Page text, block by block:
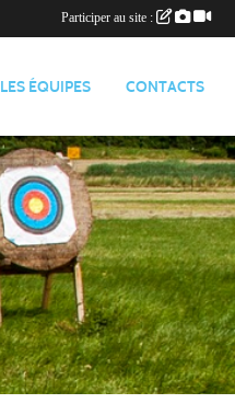
LES ÉQUIPES CONTACTS
Participer au site :